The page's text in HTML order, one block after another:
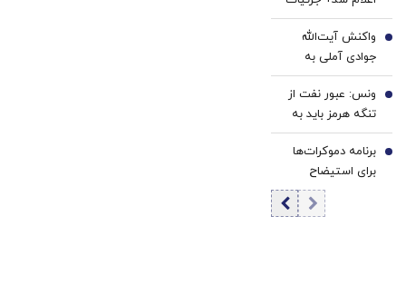
واکنش آیت‌الله
جوادی آملی به
شایعه استعفای
پزشکیان
5
ونس: عبور نفت از
تنگه هرمز باید به
حداکثر خود برسد |
هنوز تا پایان بازی با
ایران فاصله داریم و
در میانه آن
هستیم | باید
6
برنامه دموکرات‌ها
برای استیضاح
7